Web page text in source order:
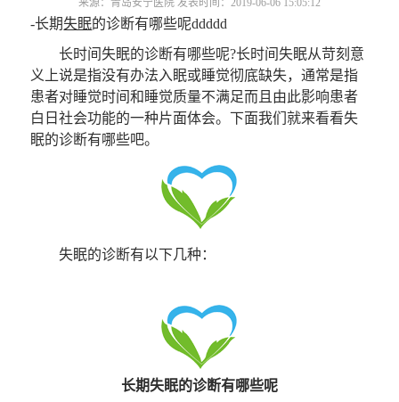
-长期失眠的诊断有哪些呢ddddd
长时间失眠的诊断有哪些呢?长时间失眠从苛刻意
义上说是指没有办法入眠或睡觉彻底缺失，通常是指
患者对睡觉时间和睡觉质量不满足而且由此影响患者
白日社会功能的一种片面体会。下面我们就来看看失
眠的诊断有哪些吧。
失眠的诊断有以下几种：
长期失眠的诊断有哪些呢